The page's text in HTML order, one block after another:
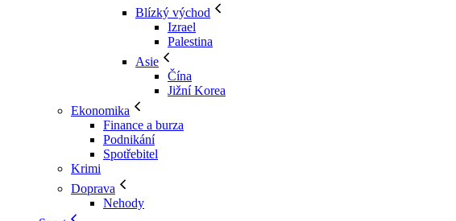
Blízký východ
Izrael
Palestina
Asie
Čína
Jižní Korea
Ekonomika
Finance a burza
Podnikání
Spotřebitel
Krimi
Doprava
Nehody